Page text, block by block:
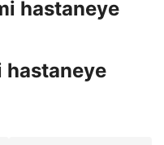
hastaneye